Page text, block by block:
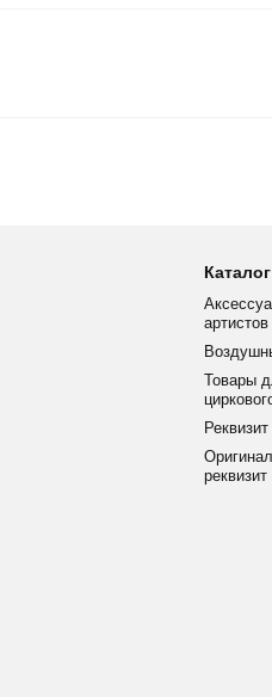
Каталог
артистов
Товары
реквизит